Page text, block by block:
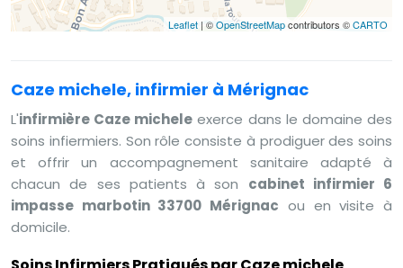
Leaflet | ©OpenStreetMapcontributors ©CARTO
Caze michele, infirmier à Mérignac
L'infirmière Caze michele exerce dans le domaine des
soins infiermiers. Son rôle consiste à prodiguer des soins
et offrir un accompagnement sanitaire adapté à
chacun de ses patients à son cabinet infirmier 6
impasse marbotin 33700 Mérignac ou en visite à
domicile.